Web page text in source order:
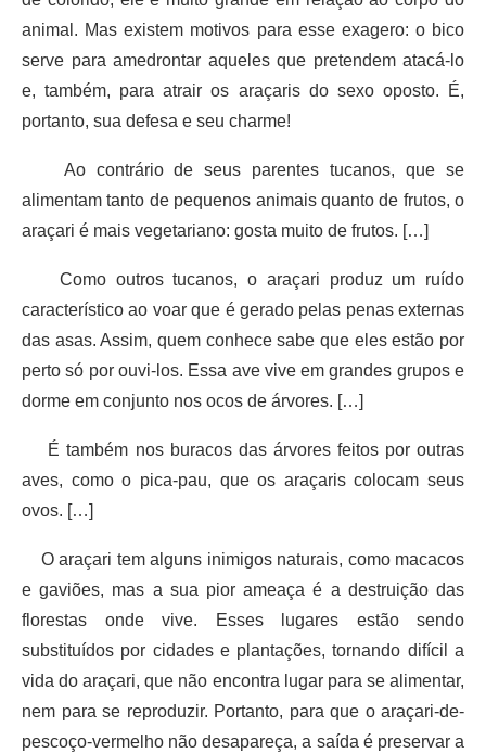
animal. Mas existem motivos para esse exagero: o bico
serve para amedrontar aqueles que pretendem atacá-lo
e, também, para atrair os araçaris do sexo oposto. É,
portanto, sua defesa e seu charme!
Ao contrário de seus parentes tucanos, que se
alimentam tanto de pequenos animais quanto de frutos, o
araçari é mais vegetariano: gosta muito de frutos. […]
Como outros tucanos, o araçari produz um ruído
característico ao voar que é gerado pelas penas externas
das asas. Assim, quem conhece sabe que eles estão por
perto só por ouvi-los. Essa ave vive em grandes grupos e
dorme em conjunto nos ocos de árvores. […]
É também nos buracos das árvores feitos por outras
aves, como o pica-pau, que os araçaris colocam seus
ovos. […]
O araçari tem alguns inimigos naturais, como macacos
e gaviões, mas a sua pior ameaça é a destruição das
florestas onde vive. Esses lugares estão sendo
substituídos por cidades e plantações, tornando difícil a
vida do araçari, que não encontra lugar para se alimentar,
nem para se reproduzir. Portanto, para que o araçari-de-
pescoço-vermelho não desapareça, a saída é preservar a